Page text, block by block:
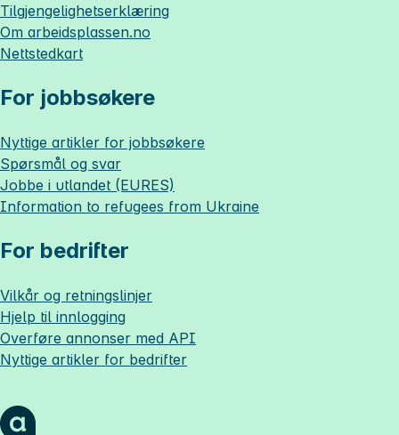
Tilgjengelighetserklæring
Om arbeidsplassen.no
Nettstedkart
For jobbsøkere
Nyttige artikler for jobbsøkere
Spørsmål og svar
Jobbe i utlandet (EURES)
Information to refugees from Ukraine
For bedrifter
Vilkår og retningslinjer
Hjelp til innlogging
Overføre annonser med API
Nyttige artikler for bedrifter